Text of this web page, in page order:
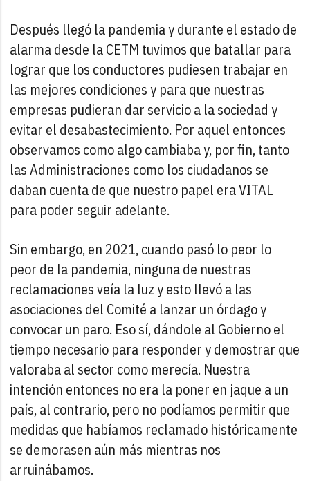
Después llegó la pandemia y durante el estado de
alarma desde la CETM tuvimos que batallar para
lograr que los conductores pudiesen trabajar en
las mejores condiciones y para que nuestras
empresas pudieran dar servicio a la sociedad y
evitar el desabastecimiento. Por aquel entonces
observamos como algo cambiaba y, por fin, tanto
las Administraciones como los ciudadanos se
daban cuenta de que nuestro papel era VITAL
para poder seguir adelante.
Sin embargo, en 2021, cuando pasó lo peor lo
peor de la pandemia, ninguna de nuestras
reclamaciones veía la luz y esto llevó a las
asociaciones del Comité a lanzar un órdago y
convocar un paro. Eso sí, dándole al Gobierno el
tiempo necesario para responder y demostrar que
valoraba al sector como merecía. Nuestra
intención entonces no era la poner en jaque a un
país, al contrario, pero no podíamos permitir que
medidas que habíamos reclamado históricamente
se demorasen aún más mientras nos
arruinábamos.